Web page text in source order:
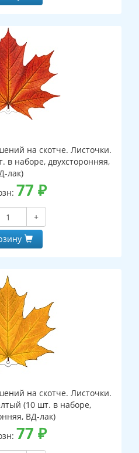
на скотче. Листочки.
наборе, двухсторонняя,
лак)
77 ₽
+
на скотче. Листочки.
(10 шт. в наборе,
ВД-лак)
77 ₽